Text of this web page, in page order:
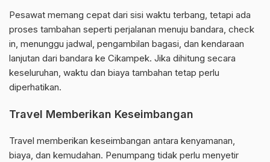
Pesawat memang cepat dari sisi waktu terbang, tetapi ada
proses tambahan seperti perjalanan menuju bandara, check
in, menunggu jadwal, pengambilan bagasi, dan kendaraan
lanjutan dari bandara ke Cikampek. Jika dihitung secara
keseluruhan, waktu dan biaya tambahan tetap perlu
diperhatikan.
Travel Memberikan Keseimbangan
Travel memberikan keseimbangan antara kenyamanan,
biaya, dan kemudahan. Penumpang tidak perlu menyetir